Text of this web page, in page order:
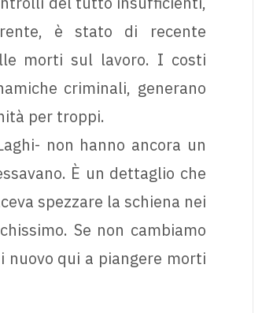
è stato di recente
morti sul lavoro. I costi
criminali, generano
per troppi.
non hanno ancora un
È un dettaglio che
spezzare la schiena nei
Se non cambiamo
nuovo qui a piangere morti